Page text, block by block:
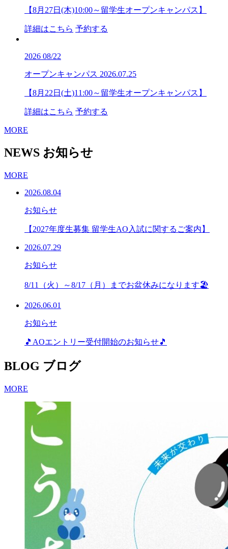
【8月27日(木)10:00～留学生オープンキャンパス】
詳細はこちら 予約する
2026 08/22
オープンキャンパス 2026.07.25
【8月22日(土)11:00～留学生オープンキャンパス】
詳細はこちら 予約する
MORE
NEWS お知らせ
MORE
2026.08.04
お知らせ
【2027年度生募集 留学生AO入試に関するご案内】
2026.07.29
お知らせ
8/11（火）～8/17（月）までお盆休みになります🏖
2026.06.01
お知らせ
🎵AOエントリー受付開始のお知らせ🎵
BLOG ブログ
MORE